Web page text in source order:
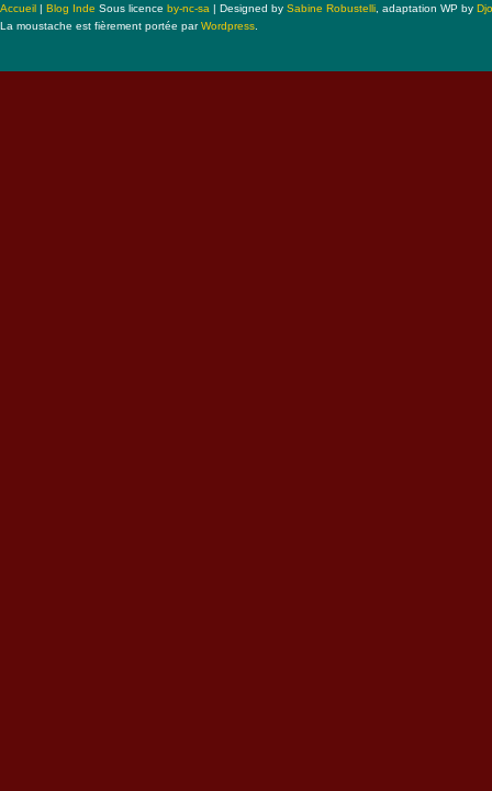
Accueil | Blog Inde Sous licence by-nc-sa | Designed by Sabine Robustelli , adaptation WP by
La moustache est fièrement portée parWordpress